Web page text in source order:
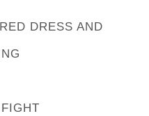
DRESS AND